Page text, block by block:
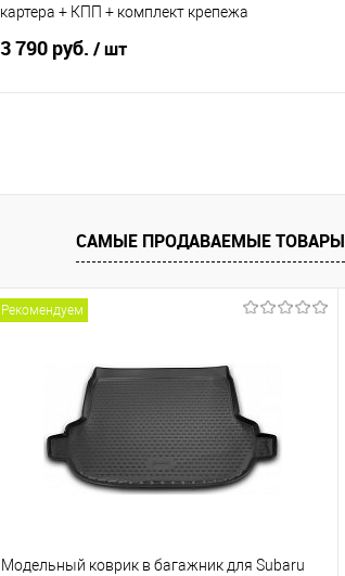
картера + КПП + комплект крепежа
3 790 руб. / шт
Купить в 1 клик
Сравнение
В избранное
Под заказ
САМЫЕ ПРОДАВАЕМЫЕ ТОВАРЫ
Рекомендуем
Модельный коврик в багажник для Subaru